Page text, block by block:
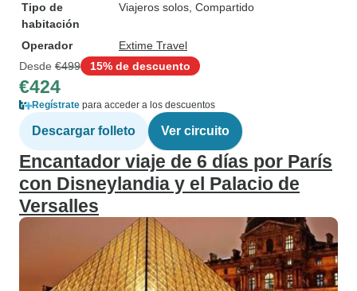
Tipo de
habitación
Viajeros solos, Compartido
Operador
Extime Travel
Desde €499 15% de descuento
€424
Regístrate para acceder a los descuentos
Descargar folleto Ver circuito
Encantador viaje de 6 días por París
con Disneylandia y el Palacio de
Versalles